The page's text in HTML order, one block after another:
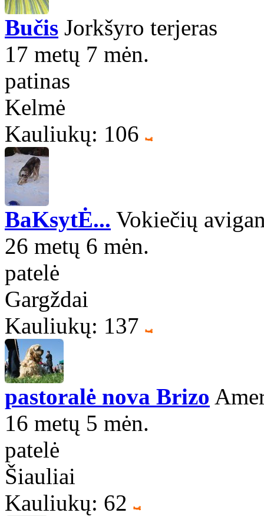
Bučis Jorkšyro terjeras
17 metų 7 mėn.
patinas
Kelmė
Kauliukų: 106
BaKsytĖ... Vokiečių
26 metų 6 mėn.
patelė
Gargždai
Kauliukų: 137
pastoralė nova Brizo
16 metų 5 mėn.
patelė
Šiauliai
Kauliukų: 62